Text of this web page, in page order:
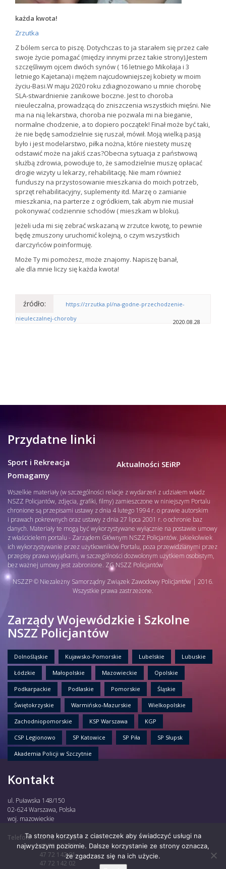
każda kwota!
Zrzutka
Z bólem serca to piszę. Dotychczas to ja starałem się przez całe
swoje życie pomagać (między innymi przez takie strony).Jestem
szczęśliwym ojcem dwóch synów ( 16 letniego Mikołaja i 3
letniego Kajetana) i mężem najcudowniejszej kobiety w moim
życiu-Basi.W maju 2020 roku zdiagnozowano u mnie chorobę
SLA-stwardnienie zanikowe boczne. Jest to choroba
nieuleczalna, prowadzącą do zniszczenia wszystkich mięśni. Nie
ma na nią lekarstwa, choroba nie pozwala mi na bieganie,
normalne chodzenie, a to dopiero początek! Finał może być taki,
że nie będę samodzielnie się ruszał, mówił. Moją wielką pasją
było i jest modelarstwo, piłka nożna, które niestety muszę
odstawić może na jakiś czas?Obecna sytuacja z państwową
służbą zdrowia, powoduje to, że samodzielnie muszę opłacać
drogie wizyty u lekarzy, rehabilitację. Nie mam również
funduszy na przystosowanie mieszkania do moich potrzeb,
sprzęt rehabilitacyjny, suplementy itd. Marzę o zamianie
mieszkania, na parterze z ogródkiem, tak abym nie musiał
pokonywać codziennie schodów ( mieszkam w bloku).
Jeżeli uda mi się zebrać wskazaną w zrzutce kwotę, to pewnie
będę zmuszony uruchomić kolejną, o czym wszystkich
darczyńców poinformuję.
Może Ty mi pomożesz, może znajomy. Napiszę banał,
ale dla mnie liczy się każda kwota!
źródło:
https://zrzutka.pl/na-godne-przechodzenie-
nieuleczalnej-choroby
2020.08.28
Przydatne linki
Sport i Rekreacja
Pomagamy
Aktualności SEiRP
Wszelkie materiały (w szczególności relacje z wydarzeń z udziałem władz
NSZZ Policjantów, zdjęcia, grafiki, filmy) zamieszczone w niniejszym Portalu
chronione są przepisami ustawy z dnia 4 lutego 1994 r. o prawie autorskim
i prawach pokrewnych oraz ustawy z dnia 27 lipca 2001 r. o ochronie baz
danych. Materiały te mogą być wykorzystywane wyłącznie na postawie umowy
z właścicielem portalu - Zarządem Głównym NSZZ Policjantów. Jakiekolwiek
ich wykorzystywanie przez użytkowników Portalu, poza przewidzianymi przez
przepisy prawa wyjątkami, w szczególności dozwolonym użytkiem osobistym,
bez ważnej umowy jest zabronione. ZG NSZZ Policjantów
NSZZP © Niezależny Samorządny Związek Zawodowy Policjantów | 2016.
Wszystkie prawa zastrzeżone.
Zarządy Wojewódzkie i Szkolne
NSZZ Policjantów
Dolnośląskie Kujawsko-Pomorskie Lubelskie Lubuskie
Łódzkie Małopolskie Mazowieckie Opolskie
Podkarpackie Podlaskie Pomorskie Śląskie
Świętokrzyskie Warmińsko-Mazurskie Wielkopolskie
Zachodniopomorskie KSP Warszawa KGP
CSP Legionowo SP Katowice SP Piła SP Słupsk
Akademia Policji w Szczytnie
Kontakt
ul. Puławska 148/150
02-624 Warszawa, Polska
woj. mazowieckie
Telefon:
47 72 135 30,
47 72 122 85,
47 72 142 01,
47 72 142 02
Ta strona korzysta z ciasteczek aby świadczyć usługi na
najwyższym poziomie. Dalsze korzystanie ze strony oznacza,
że zgadzasz się na ich użycie.